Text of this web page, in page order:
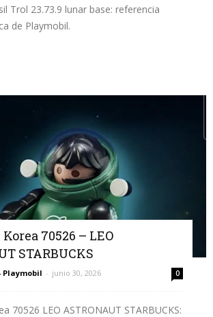
Trol 23.73.9 lunar base: referencia
de Playmobil.
70526 – LEO
STARBUCKS
Playmobil - junio 30, 2026 0
70526 LEO ASTRONAUT STARBUCKS: